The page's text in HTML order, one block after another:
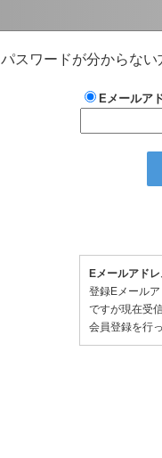
パスワードが分からな
Eメールア
Eメールアド
登録Eメール
ですが現在受
会員登録を行